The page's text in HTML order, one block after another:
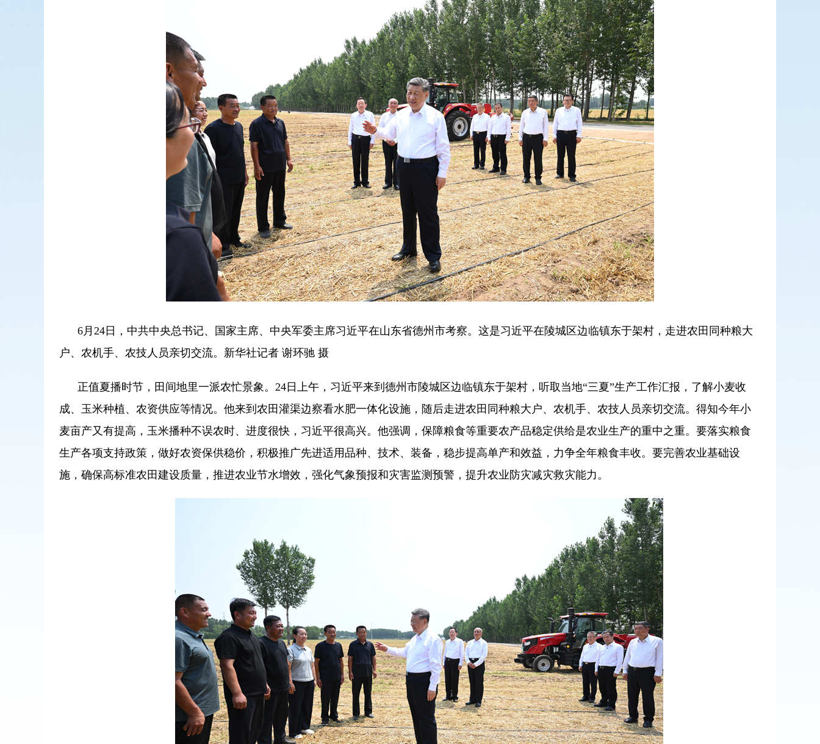
6月24日，中共中央总书记、国家主席、中央军委主席习近平在山东省德州市考察。这是习近平在陵城区边临镇东于架村，走进农田同种粮大
户、农机手、农技人员亲切交流。新华社记者 谢环驰 摄
正值夏播时节，田间地里一派农忙景象。24日上午，习近平来到德州市陵城区边临镇东于架村，听取当地“三夏”生产工作汇报，了解小麦收
成、玉米种植、农资供应等情况。他来到农田灌渠边察看水肥一体化设施，随后走进农田同种粮大户、农机手、农技人员亲切交流。得知今年小
麦亩产又有提高，玉米播种不误农时、进度很快，习近平很高兴。他强调，保障粮食等重要农产品稳定供给是农业生产的重中之重。要落实粮食
生产各项支持政策，做好农资保供稳价，积极推广先进适用品种、技术、装备，稳步提高单产和效益，力争全年粮食丰收。要完善农业基础设
施，确保高标准农田建设质量，推进农业节水增效，强化气象预报和灾害监测预警，提升农业防灾减灾救灾能力。